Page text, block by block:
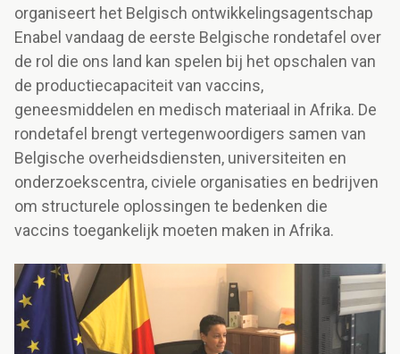
organiseert het Belgisch ontwikkelingsagentschap
Enabel vandaag de eerste Belgische rondetafel over
de rol die ons land kan spelen bij het opschalen van
de productiecapaciteit van vaccins,
geneesmiddelen en medisch materiaal in Afrika. De
rondetafel brengt vertegenwoordigers samen van
Belgische overheidsdiensten, universiteiten en
onderzoekscentra, civiele organisaties en bedrijven
om structurele oplossingen te bedenken die
vaccins toegankelijk moeten maken in Afrika.